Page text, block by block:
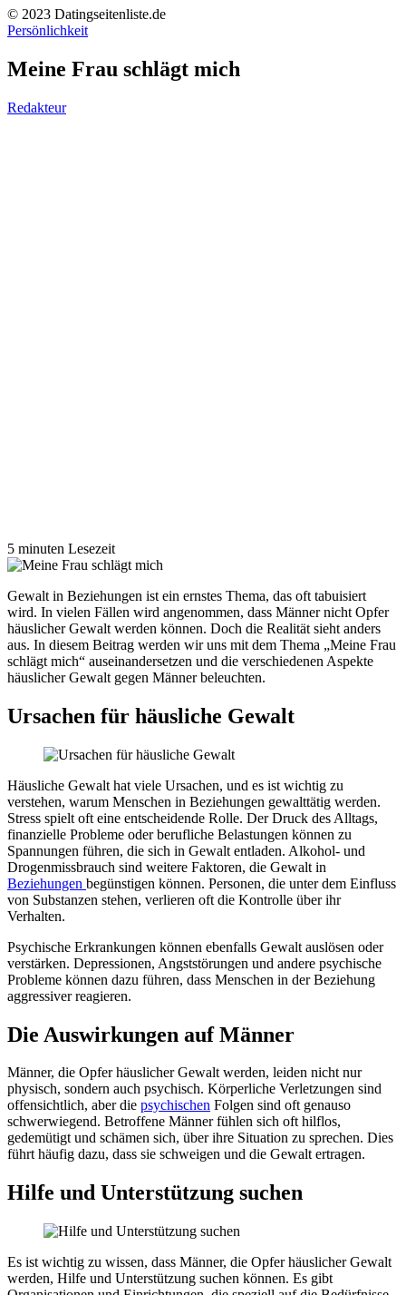
© 2023 Datingseitenliste.de
Persönlichkeit
Meine Frau schlägt mich
Redakteur
5 minuten Lesezeit
Gewalt in Beziehungen ist ein ernstes Thema, das oft tabuisiert
wird. In vielen Fällen wird angenommen, dass Männer nicht Opfer
häuslicher Gewalt werden können. Doch die Realität sieht anders
aus. In diesem Beitrag werden wir uns mit dem Thema „Meine Frau
schlägt mich“ auseinandersetzen und die verschiedenen Aspekte
häuslicher Gewalt gegen Männer beleuchten.
Ursachen für häusliche Gewalt
Häusliche Gewalt hat viele Ursachen, und es ist wichtig zu
verstehen, warum Menschen in Beziehungen gewalttätig werden.
Stress spielt oft eine entscheidende Rolle. Der Druck des Alltags,
finanzielle Probleme oder berufliche Belastungen können zu
Spannungen führen, die sich in Gewalt entladen. Alkohol- und
Drogenmissbrauch sind weitere Faktoren, die Gewalt in
Beziehungen begünstigen können. Personen, die unter dem Einfluss
von Substanzen stehen, verlieren oft die Kontrolle über ihr
Verhalten.
Psychische Erkrankungen können ebenfalls Gewalt auslösen oder
verstärken. Depressionen, Angststörungen und andere psychische
Probleme können dazu führen, dass Menschen in der Beziehung
aggressiver reagieren.
Die Auswirkungen auf Männer
Männer, die Opfer häuslicher Gewalt werden, leiden nicht nur
physisch, sondern auch psychisch. Körperliche Verletzungen sind
offensichtlich, aber die psychischen Folgen sind oft genauso
schwerwiegend. Betroffene Männer fühlen sich oft hilflos,
gedemütigt und schämen sich, über ihre Situation zu sprechen. Dies
führt häufig dazu, dass sie schweigen und die Gewalt ertragen.
Hilfe und Unterstützung suchen
Es ist wichtig zu wissen, dass Männer, die Opfer häuslicher Gewalt
werden, Hilfe und Unterstützung suchen können. Es gibt